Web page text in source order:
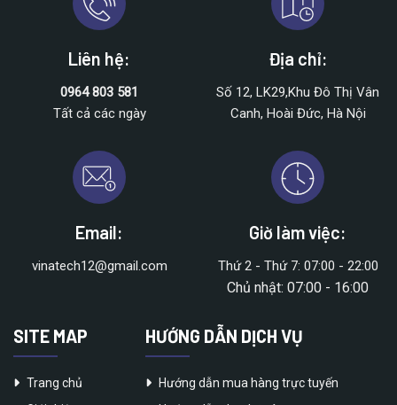
Liên hệ:
0964 803 581
Tất cả các ngày
Địa chỉ:
Số 12, LK29,Khu Đô Thị Vân
Canh, Hoài Đức, Hà Nội
Email:
vinatech12@gmail.com
Giờ làm việc:
Thứ 2 - Thứ 7: 07:00 - 22:00
Chủ nhật: 07:00 - 16:00
SITE MAP
Trang chủ
HƯỚNG DẪN DỊCH VỤ
Hướng dẫn mua hàng trực tuyến